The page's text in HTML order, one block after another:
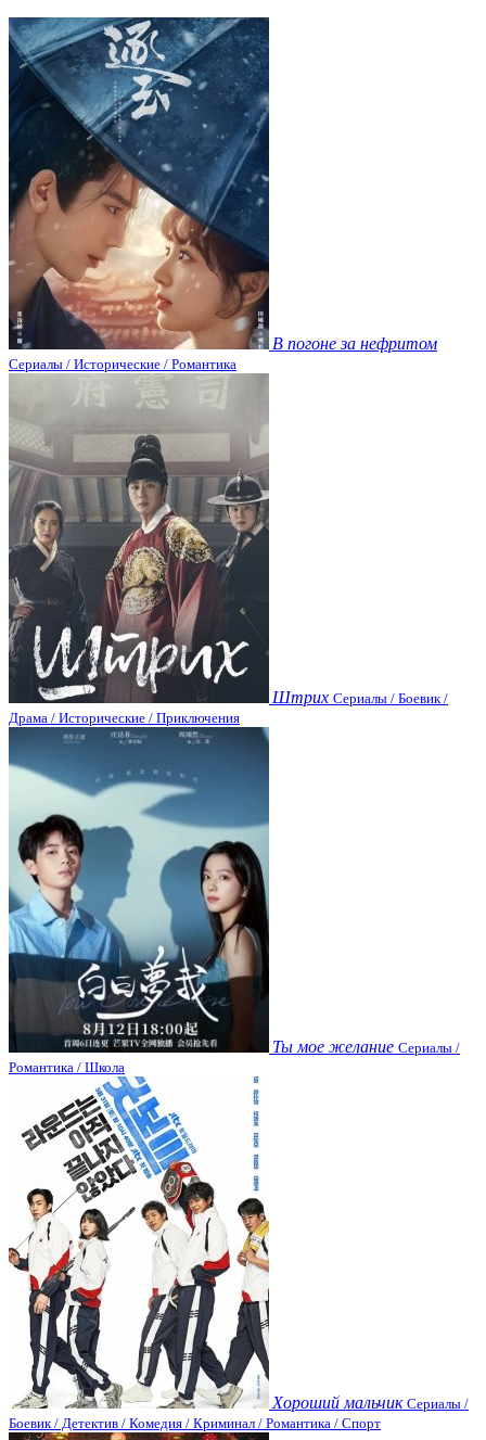
В погоне за нефритом
Сериалы / Исторические / Романтика
Штрих Сериалы / Боевик /
Драма / Исторические / Приключения
Ты мое желание Сериалы /
Романтика / Школа
Хороший мальчик Сериалы /
Боевик / Детектив / Комедия / Криминал / Романтика / Спорт